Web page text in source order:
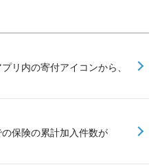
リ内の寄付アイコンから、
の保険の累計加入件数が